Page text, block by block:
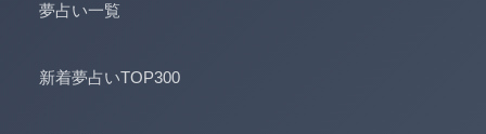
夢占い一覧
新着夢占いTOP300